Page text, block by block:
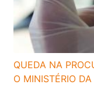
QUEDA NA
O MINISTÉRIO